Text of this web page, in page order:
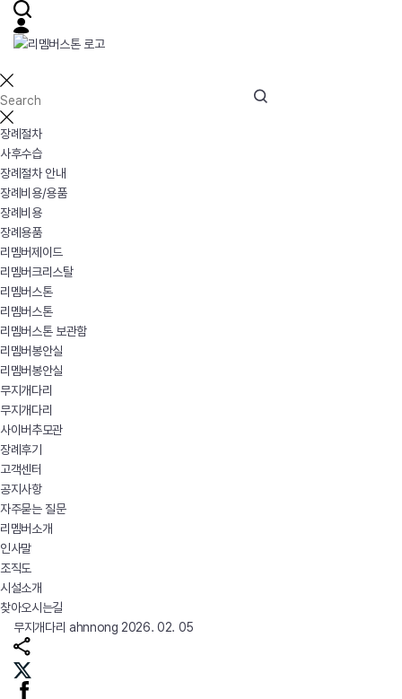
장례절차
사후수습
장례절차 안내
장례비용/용품
장례비용
장례용품
리멤버제이드
리멤버크리스탈
리멤버스톤
리멤버스톤
리멤버스톤 보관함
리멤버봉안실
리멤버봉안실
무지개다리
무지개다리
사이버추모관
장례후기
고객센터
공지사항
자주묻는 질문
리멤버소개
인사말
조직도
시설소개
찾아오시는길
무지개다리 ahnnong 2026. 02. 05